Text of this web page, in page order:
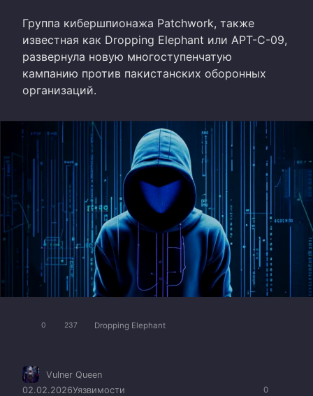
Группа кибершпионажа Patchwork, также
известная как Dropping Elephant или APT-C-09,
развернула новую многоступенчатую
кампанию против пакистанских оборонных
организаций.
0 237 Dropping Elephant
0
Vulner Queen
02.02.2026Уязвимости